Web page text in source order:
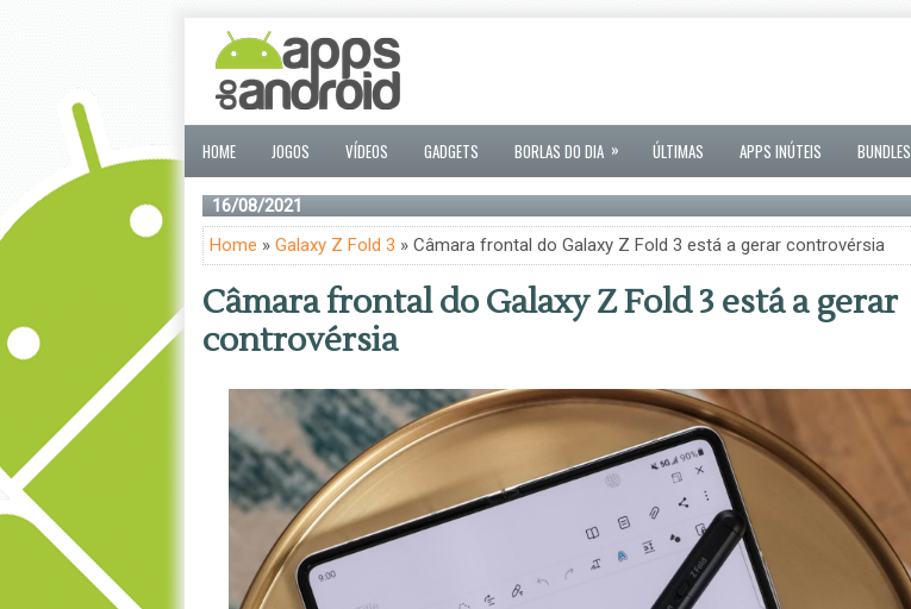
HOME JOGOS VÍDEOS GADGETS BORLAS DO DIA » ÚLTIMAS APPS INÚTEIS BUNDLES
16/08/2021
Home » Galaxy Z Fold 3 » Câmara frontal do Galaxy Z Fold 3 está a gerar controvérsia
Câmara frontal do Galaxy Z Fold 3 está a gerar
controvérsia